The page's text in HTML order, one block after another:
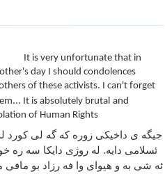
It is very unfortunate that in
day I should condolences
of these activists. I can't forget
It is absolutely brutal and
of Human Rights
جیگه ی داخیکی زوره که گه لیکورد
ئسلامی دایه. له روژی دایکا سه ره
ئه شی به و هیوای وا فه رزاد بو